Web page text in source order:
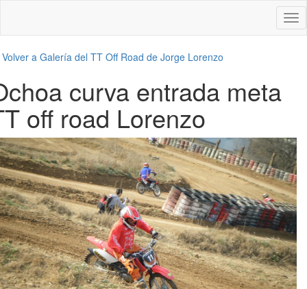
Volver a Galería del TT Off Road de Jorge Lorenzo
curva entrada meta
off road Lorenzo